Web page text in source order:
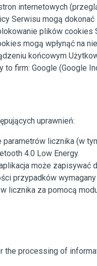
internetowych
Serwisu mogą
plików cookies
mogą wpłynąć na
końcowym
firm: Google (Google
uprawnień:
licznika (w
4.0 Low Energy.
może zapisywać
przypadków
licznika za pomocą
processing of